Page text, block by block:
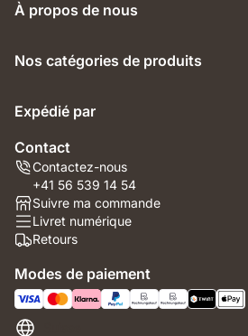
À propos de nous
Nos catégories de produits
Expédié par
Contact
Contactez-nous
+41 56 539 14 54
Suivre ma commande
Livret numérique
Retours
Modes de paiement